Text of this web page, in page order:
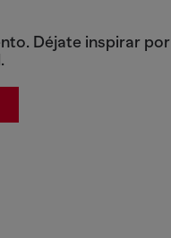
Déjate inspirar por